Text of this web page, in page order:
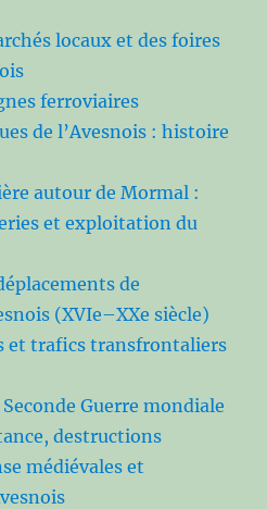
locaux et des foires
ferroviaires
de l’Avesnois : histoire
autour de Mormal :
et exploitation du
de
(XVIe–XXe siècle)
et trafics transfrontaliers
Guerre mondiale
destructions
médiévales et